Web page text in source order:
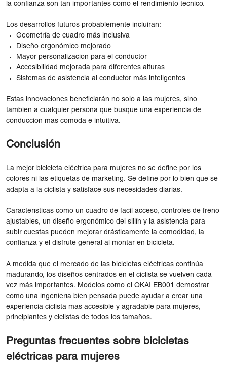
la confianza son tan importantes como el rendimiento técnico.
Los desarrollos futuros probablemente incluirán:
Geometría de cuadro más inclusiva
Diseño ergonómico mejorado
Mayor personalización para el conductor
Accesibilidad mejorada para diferentes alturas
Sistemas de asistencia al conductor más inteligentes
Estas innovaciones beneficiarán no solo a las mujeres, sino
también a cualquier persona que busque una experiencia de
conducción más cómoda e intuitiva.
Conclusión
La mejor bicicleta eléctrica para mujeres no se define por los
colores ni las etiquetas de marketing. Se define por lo bien que se
adapta a la ciclista y satisface sus necesidades diarias.
Características como un cuadro de fácil acceso, controles de freno
ajustables, un diseño ergonómico del sillín y la asistencia para
subir cuestas pueden mejorar drásticamente la comodidad, la
confianza y el disfrute general al montar en bicicleta.
A medida que el mercado de las bicicletas eléctricas continúa
madurando, los diseños centrados en el ciclista se vuelven cada
vez más importantes. Modelos como el OKAI EB001
demostrar
cómo una ingeniería bien pensada puede ayudar a crear una
experiencia ciclista más accesible y agradable para mujeres,
principiantes y ciclistas de todos los tamaños.
Preguntas frecuentes sobre bicicletas
eléctricas para mujeres